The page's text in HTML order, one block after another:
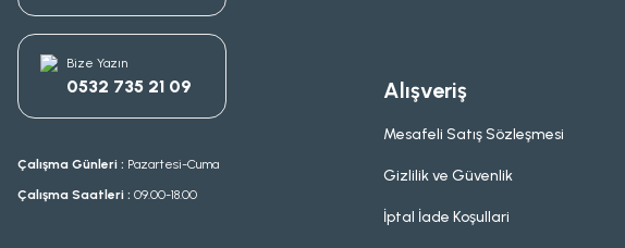
Bize Yazın
0532 735 21 09
Çalışma Günleri : Pazartesi-Cuma
Çalışma Saatleri : 09.00-18.00
Alışveriş
Mesafeli Satış Sözleşmesi
Gizlilik ve Güvenlik
İptal İade Koşullari